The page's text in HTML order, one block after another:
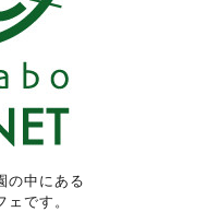
の中にある
です。